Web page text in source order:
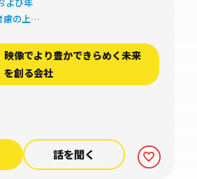
慮の上、
能力を
定いたし
同条件と
映像でより豊かできらめく未来
を創る会社
話を聞く